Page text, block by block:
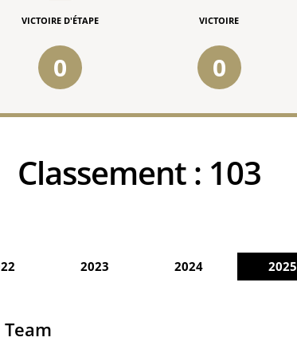
VICTOIRE D'ÉTAPE
0
VICTOIRE
0
Classement : 103
2023 2024 2025